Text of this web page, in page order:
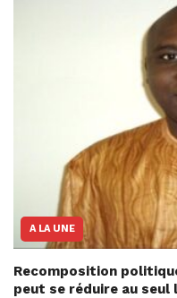
A LA UNE
Recomposition
peut se réduire au seul